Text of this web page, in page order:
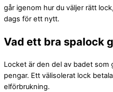
går igenom hur du väljer rätt
dags för ett nytt.
Vad ett bra spalock
Locket är den del av badet
pengar. Ett välisolerat lock
elförbrukning.